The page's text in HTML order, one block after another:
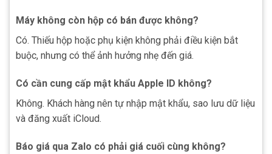
Máy không còn hộp có bán được không?
Có. Thiếu hộp hoặc phụ kiện không phải điều kiện bắt
buộc, nhưng có thể ảnh hưởng nhẹ đến giá.
Có cần cung cấp mật khẩu Apple ID không?
Không. Khách hàng nên tự nhập mật khẩu, sao lưu dữ liệu
và đăng xuất iCloud.
Báo giá qua Zalo có phải giá cuối cùng không?